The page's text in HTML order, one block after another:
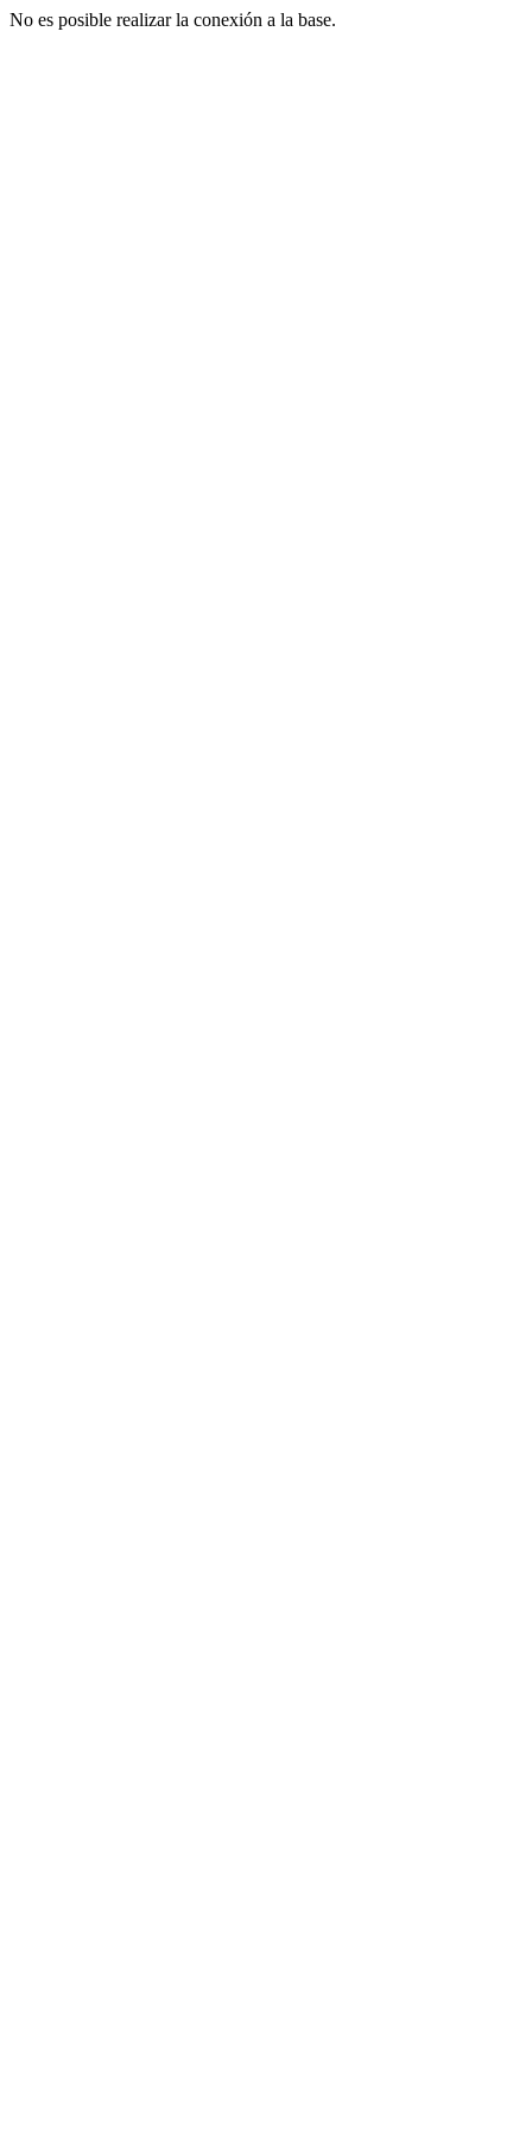
No es posible realizar la conexión a la base.